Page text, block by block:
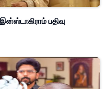
பதிவு